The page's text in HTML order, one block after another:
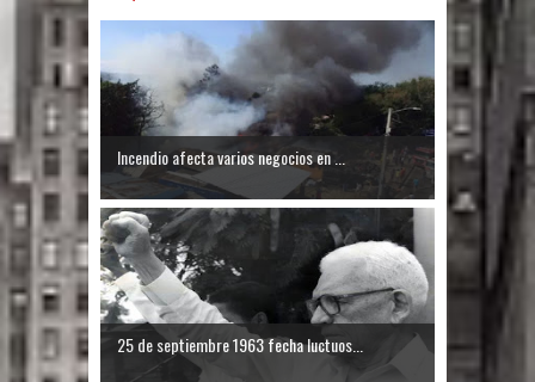
domingo una dirección de hombres
Incendio afecta varios negocios en ...
25 de septiembre 1963 fecha luctuos...